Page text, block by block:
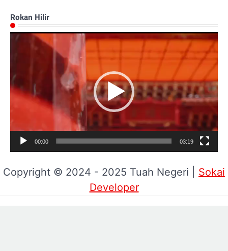
Rokan Hilir
Pemutar
00:00 03:19
Copyright © 2024 - 2025 Tuah Negeri | Sokai
Developer